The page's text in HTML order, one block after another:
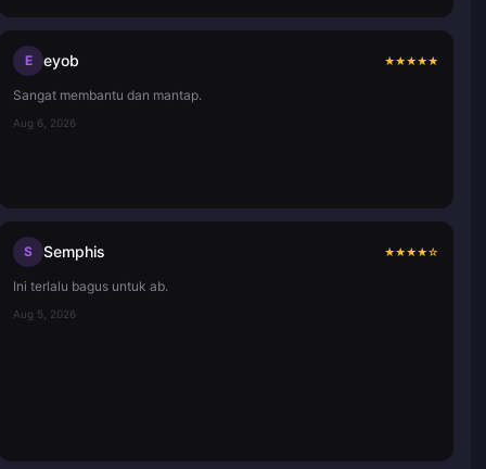
E eyob ★★★★★
Sangat membantu dan mantap.
Aug 6, 2026
S Semphis ★★★★☆
Ini terlalu bagus untuk ab.
Aug 5, 2026